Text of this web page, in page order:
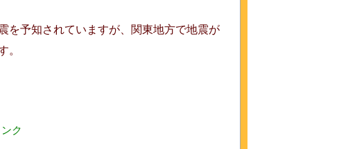
を予知されていますが、関東地方で地震が
。
ク